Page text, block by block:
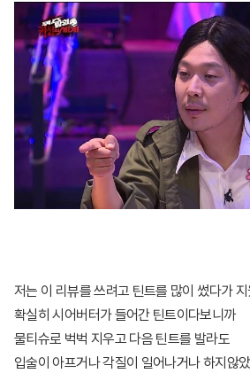
저는 이 리뷰를 쓰려고 틴트를 많이 썼다가 지
확실히 시어버터가 들어간 틴트이다보니까
물티슈로 벅벅 지우고 다음 틴트를 발라도
입술이 아프거나 각질이 일어나거나 하지않